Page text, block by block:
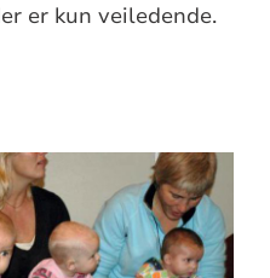
er kun veiledende.